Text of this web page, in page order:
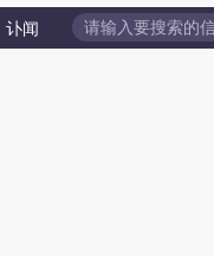
讣闻